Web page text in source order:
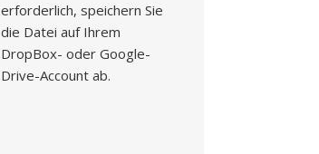
erforderlich, speichern Sie
die Datei auf Ihrem
DropBox- oder Google-
Drive-Account ab.